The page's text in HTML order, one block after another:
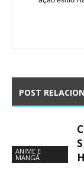
POST
ANIME E
MANGÁ